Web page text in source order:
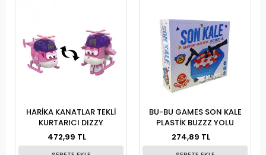
HARİKA KANATLAR TEKLİ
KURTARICI DIZZY
472,99 TL
BU-BU GAMES SON KALE
PLASTİK BUZZZ YOLU
274,89 TL